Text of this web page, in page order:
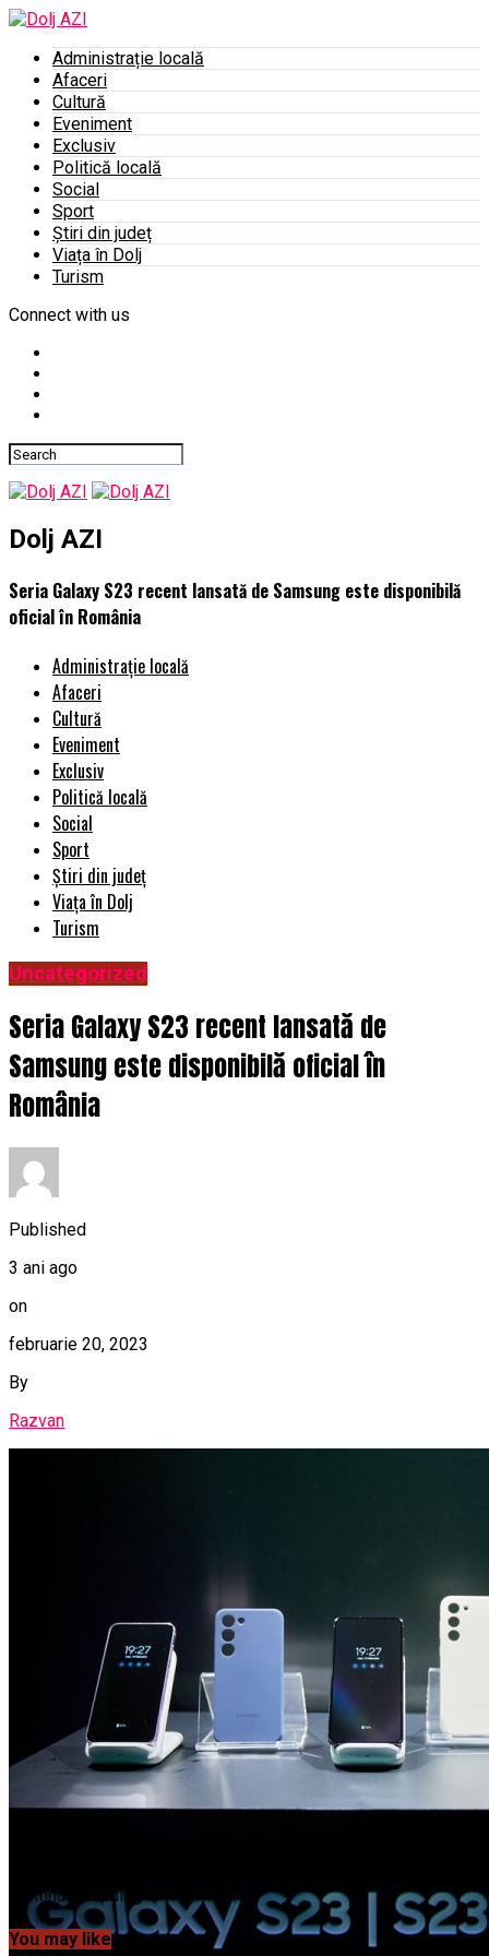
Administrație locală
Afaceri
Cultură
Eveniment
Exclusiv
Politică locală
Social
Sport
Știri din județ
Viața în Dolj
Turism
Connect with us
Dolj AZI
Seria Galaxy S23 recent lansată de Samsung este disponibilă
oficial în România
Administrație locală
Afaceri
Cultură
Eveniment
Exclusiv
Politică locală
Social
Sport
Știri din județ
Viața în Dolj
Turism
Uncategorized
Seria Galaxy S23 recent lansată de
Samsung este disponibilă oficial în
România
Published
3 ani ago
on
februarie 20, 2023
By
Razvan
Continue Reading
You may like